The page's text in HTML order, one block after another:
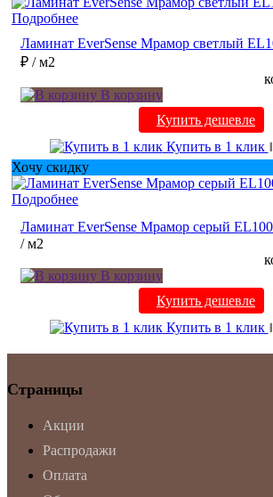
Подробнее
Ламинат EverSense Мрамор светлый
₽ / м2
В корзину
Купить дешевле
Купить в 1 клик
Хочу скидку
Подробнее
Ламинат EverSense Мрамор серый
/ м2
В корзину
Купить дешевле
Купить в 1 клик
Страницы
Акции
Распродажи
Оплата